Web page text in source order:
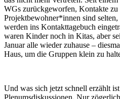
WGs zurückgeworfen, Kontakte zu
Projektbewohner*innen sind
werden ins Kontakttagebuch
waren Kinder noch in Kitas, aber
Januar alle wieder zuhause –
Haus, um die Gruppen klein zu
Und was sich jetzt schnell erzählt